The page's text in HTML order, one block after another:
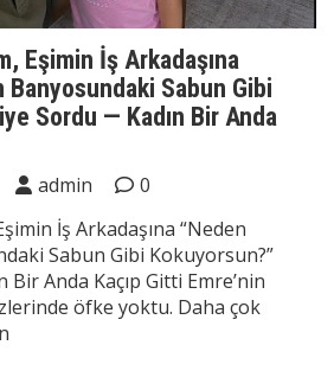
Eşimin İş Arkadaşına
Banyosundaki Sabun Gibi
Sordu — Kadın Bir Anda
admin
0
İş Arkadaşına “Neden
Sabun Gibi Kokuyorsun?”
Anda Kaçıp Gitti Emre’nin
öfke yoktu. Daha çok